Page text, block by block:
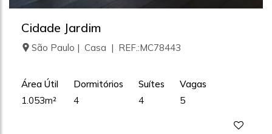
Cidade Jardim
São Paulo | Casa | REF.:MC78443
Área Útil
1.053m²
Dormitórios
4
Suítes
4
Vagas
5